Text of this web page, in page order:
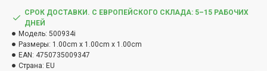
СРОК ДОСТАВКИ. С ЕВРОПЕЙСКОГО СКЛАДА: 5–15 РАБОЧИХ
ДНЕЙ
Модель: 500934i
Размеры: 1.00cm x 1.00cm x 1.00cm
EAN: 4750735009347
Страна: EU